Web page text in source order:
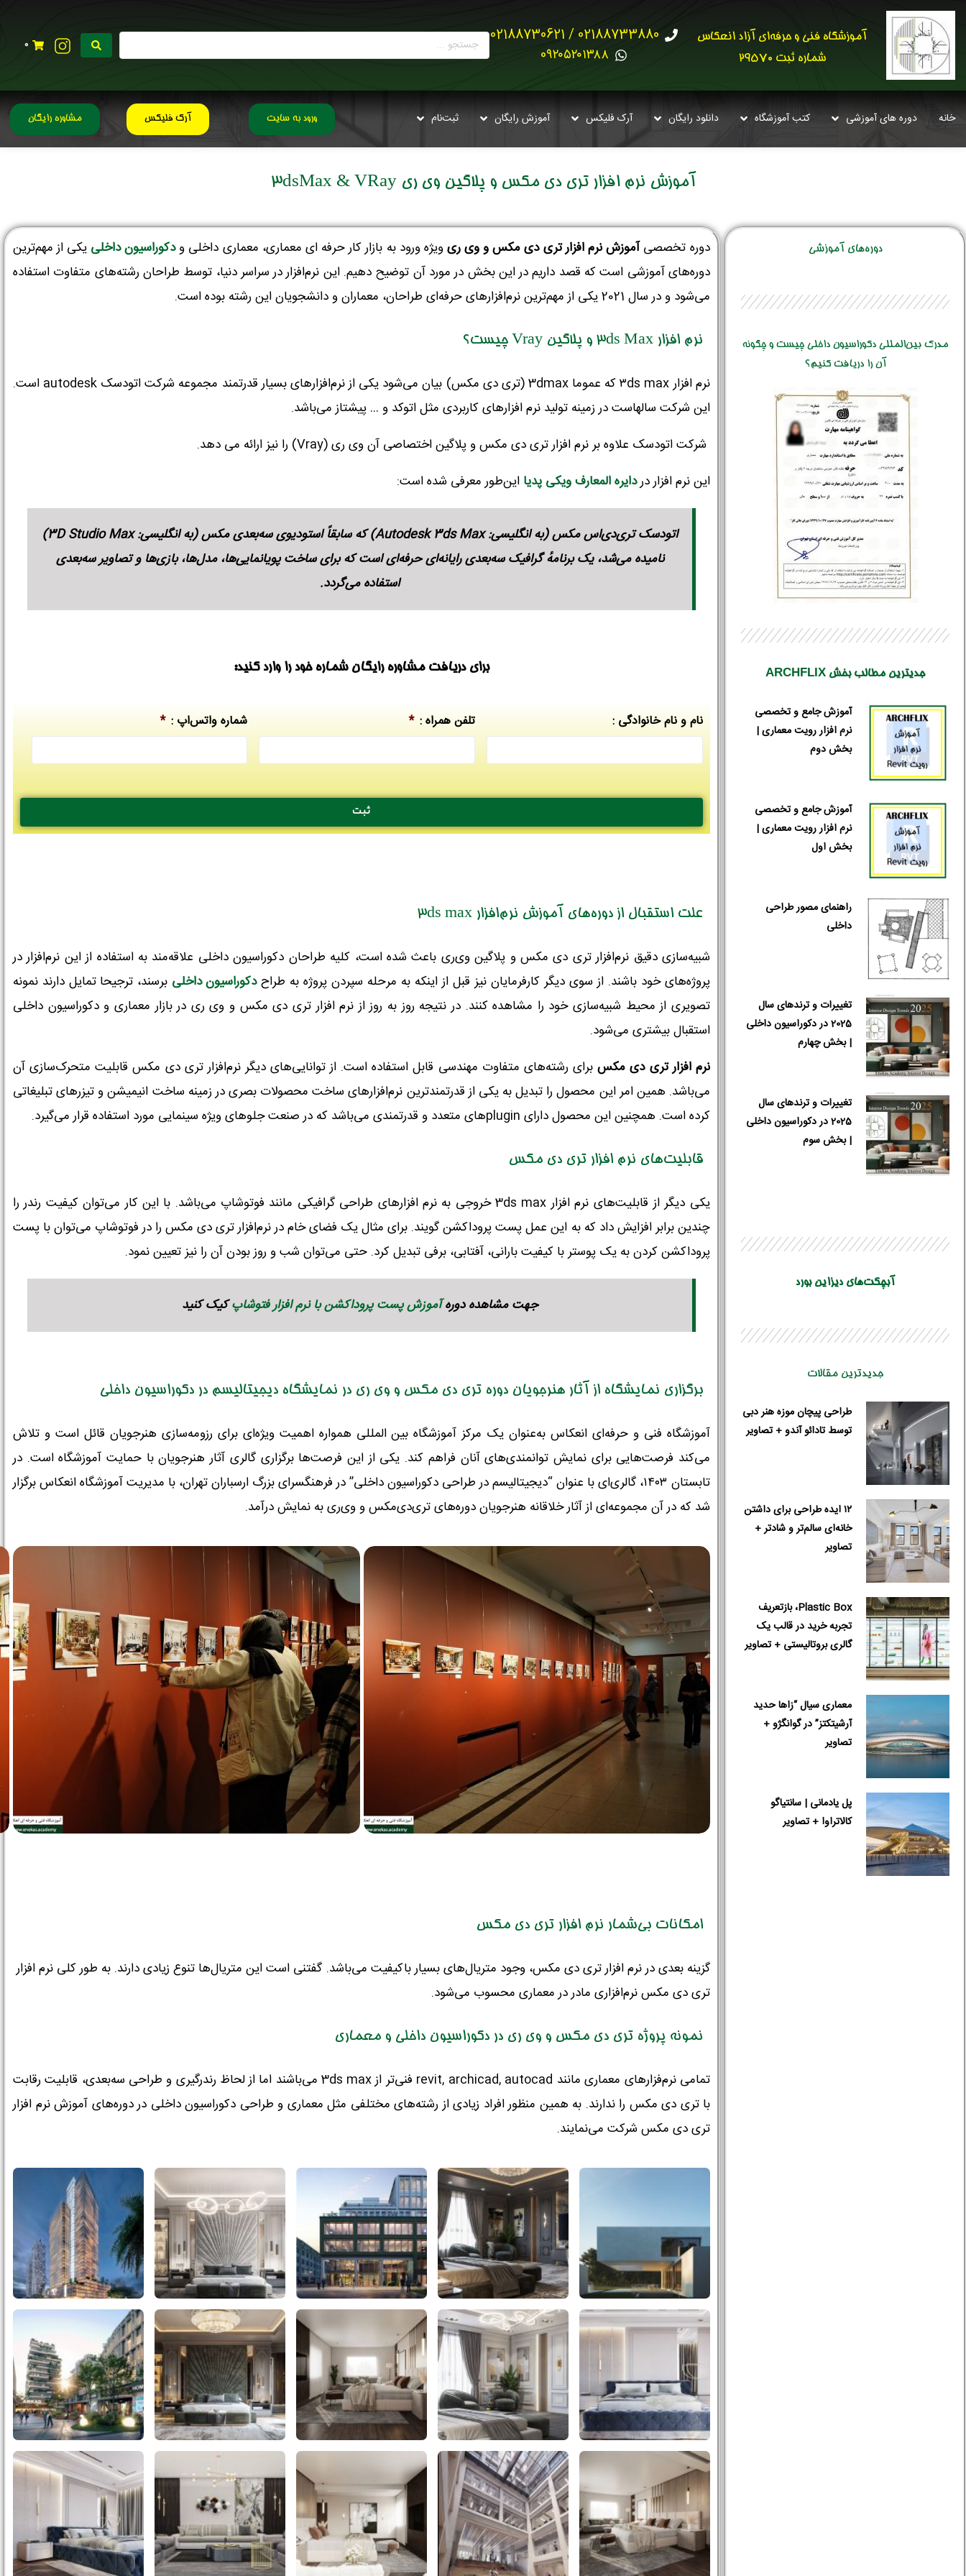
آموزشگاه فنی و حرفه‌ای آزاد انعکاس
شماره ثبت 29570
02188733880 / 02188730621
0۹۲۰۵۲۰۱۳۸۸
0
خانه دوره های آموزشی کتب آموزشگاه دانلود رایگان آرک فلیکس آموزش رایگان ثبت‌نام ورود به سایت آرک فلیکس مشاوره رایگان
آموزش نرم افزار تری دی مکس و پلاگین وی ری 3dsMax & VRay
دوره تخصصیآموزش نرم افزار تری دی مکس و وی ریویژه ورود به بازار کار حرفه ای معماری، معماری داخلی ودکوراسیون داخلی یکی از مهم‌ترین
دوره‌های آموزشی است که قصد داریم در این بخش در مورد آن توضیح دهیم. این نرم‌افزار در سراسر دنیا، توسط طراحان رشته‌های متفاوت استفاده
می‌شود و در سال 2021 یکی از مهم‌ترین نرم‌افزارهای حرفه‌ای طراحان، معماران و دانشجویان این رشته بوده است.
نرم افزار 3ds Max و پلاگین Vray چیست؟
نرم افزار ۳ds max که عموما 3dmax (تری دی مکس) بیان می‌شود یکی از نرم‌افزارهای بسیار قدرتمند مجموعه شرکت اتودسک autodesk است.
این شرکت سالهاست در زمینه تولید نرم افزارهای کاربردی مثل اتوکد و … پیشتاز می‌باشد.
شرکت اتودسک علاوه بر نرم افزار تری دی مکس و پلاگین اختصاصی آن وی ری (Vray) را نیز ارائه می ‌دهد.
این نرم افزار دردایره المعارف ویکی پدیا این‌طور معرفی شده است:
اتودسک تری‌دی‌اس مکس (به انگلیسی: Autodesk 3ds Max) که سابقاً استودیوی سه‌بعدی مکس (به انگلیسی: 3D Studio Max)
نامیده می‌شد، یک برنامهٔ گرافیک سه‌بعدی رایانه‌ای حرفه‌ای است که برای ساخت پویانمایی‌ها، مدل‌ها، بازی‌ها و تصاویر سه‌بعدی
استفاده می‌گردد.
برای دریافت مشاوره رایگان شماره خود را وارد کنید:
نام و نام خانوادگی : تلفن همراه : * شماره واتس‌اپ : *
علت استقبال از دوره‌های آموزش نرم‌افزار 3ds max
شبیه‌سازی دقیق نرم‌افزار تری دی مکس و پلاگین وی‌ری باعث شده است، کلیه طراحان دکوراسیون داخلی علاقه‌مند به استفاده از این نرم‌افزار در
پروژه‌های خود باشند. از سوی دیگر کارفرمایان نیز قبل از اینکه به مرحله سپردن پروژه به طراحدکوراسیون داخلی برسند، ترجیحا تمایل دارند نمونه
تصویری از محیط شبیه‌سازی خود را مشاهده کنند. در نتیجه روز به روز از نرم افزار تری دی مکس و وی ری در بازار معماری و دکوراسیون داخلی
استقبال بیشتری می‌شود.
نرم افزار تری دی مکس برای رشته‌های متفاوت مهندسی قابل استفاده است. ازتوانایی‌های دیگر نرم‌افزار تری دی مکس قابلیت متحرک‌سازی آن
می‌باشد. همین امر این محصول را تبدیل به یکی از قدرتمندترین نرم‌افزارهای ساخت محصولات بصری در زمینه ساخت انیمیشن و تیزرهای تبلیغاتی
کرده است. همچنین این محصول دارای pluginهای متعدد و قدرتمندی می‌باشد که در صنعت جلوهای ویژه سینمایی مورد استفاده قرار می‌گیرد.
قابلیت‌های نرم افزار تری دی مکس
یکی دیگر از قابلیت‌های نرم افزار 3ds max خروجی به نرم افزارهای طراحی گرافیکی مانند فوتوشاپ می‌باشد. با این کار می‌توان کیفیت رندر را
چندین برابر افزایش داد که به این عمل پست پروداکشن گویند. برای مثال یک فضای خام در نرم‌افزار تری دی مکس را در فوتوشاپ می‌توان با پست
پروداکشن کردن به یک پوستر با کیفیت بارانی، آفتابی، برفی تبدیل کرد. حتی می‌توان شب و روز بودن آن را نیز تعیین نمود.
جهت مشاهده دورهآموزش پست پروداکشن با نرم افزار فتوشاپکیک کنید
برگزاری نمایشگاه از آثار هنرجویان دوره تری دی مکس و وی ری در نمایشگاه دیجیتالیسم در دکوراسیون داخلی
آموزشگاه فنی و حرفه‌ای انعکاس به‌عنوان یک مرکز آموزشگاه بین المللی همواره اهمیت ویژه‌ای برای رزومه‌سازی هنرجویان قائل است و تلاش
می‌کند فرصت‌هایی برای نمایش توانمندی‌های آنان فراهم کند. یکی از این فرصت‌ها برگزاری گالری آثار هنرجویان با حمایت آموزشگاه است. در
تابستان ۱۴۰۳، گالری‌ای با عنوان “دیجیتالیسم در طراحی دکوراسیون داخلی” در فرهنگسرای بزرگ ارسباران تهران، با مدیریت آموزشگاه انعکاس برگزار
شد که در آن مجموعه‌ای از آثار خلاقانه هنرجویان دوره‌های تری‌دی‌مکس و وی‌ری به نمایش درآمد.
بزرگنمایی
امکانات بی‌شمار نرم افزار تری دی مکس
گزینه بعدی در نرم افزار تری دی مکس، وجود متریال‌های بسیار باکیفیت می‌باشد. گفتنی است این متریال‌ها تنوع زیادی دارند. به طور کلی نرم افزار
تری دی مکس نرم‌افزاری مادر در معماری محسوب می‌شود.
نمونه پروژه تری دی مکس و وی ری در دکوراسیون داخلی و معماری
تمامی نرم‌فزارهای معماری مانند revit, archicad, autocad فنی‌تر از 3ds max می‌باشند اما از لحاظ رندرگیری و طراحی سه‌بعدی، قابلیت رقابت
با تری دی مکس را ندارند. به همین منظور افراد زیادی از رشته‌های مختلفی مثل معماری و طراحی دکوراسیون داخلی در دوره‌های آموزش نرم افزار
تری دی مکس شرکت می‌نمایند.
دوره‌‌های آموزشی
مدرک بین‌المللی دکوراسیون داخلی چیست و چگونه
آن را دریافت کنیم؟
جدیترین مطالب بخش ARCHFLIX
آموزش جامع و تخصصی
نرم افزار رویت معماری |
بخش دوم
آموزش جامع و تخصصی
نرم افزار رویت معماری |
بخش اول
راهنمای مصور طراحی
داخلی
تغییرات و ترندهای سال
2025 در دکوراسیون داخلی
| بخش چهارم
تغییرات و ترندهای سال
2025 در دکوراسیون داخلی
| بخش سوم
آبچکت‌های دیزاین بورد
جدیدترین مقالات
طراحی پیچان موزه هنر دبی
توسط تادائو آندو + تصاویر
۱۲ ایده طراحی برای داشتن
خانه‌ای سالم‌تر و شادتر +
تصاویر
Plastic Box، بازتعریف
تجربه خرید در قالب یک
گالری بروتالیستی + تصاویر
معماری سیال “زاها حدید
آرشیتکتز” در گوانگژو +
تصاویر
پل یادمانی | سانتیاگو
کالاتراوا + تصاویر
نام و نام خانوادگی : تلفن همراه : شماره واتس‌اپ : *